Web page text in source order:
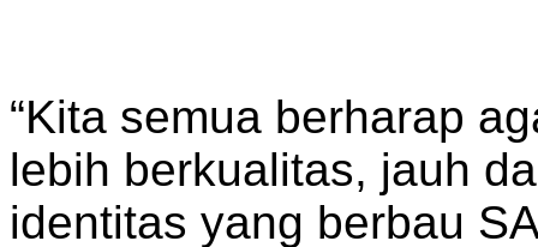
“Kita semua berharap
lebih berkualitas, jauh
identitas yang berbau